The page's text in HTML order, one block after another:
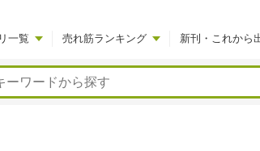
一覧 売れ筋ランキング 新刊・これから